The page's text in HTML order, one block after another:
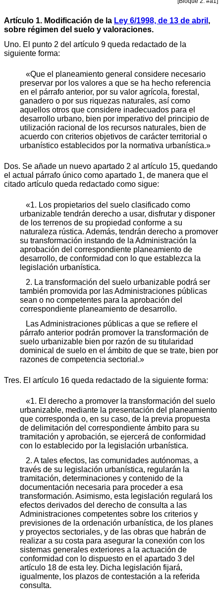
Artículo 1. Modificación de la Ley 6/1998, de 13 de abril ,
sobre régimen del suelo y valoraciones.
Uno. El punto 2 del artículo 9 queda redactado de la
siguiente forma:
«Que el planeamiento general considere necesario
preservar por los valores a que se ha hecho referencia
en el párrafo anterior, por su valor agrícola, forestal,
ganadero o por sus riquezas naturales, así como
aquellos otros que considere inadecuados para el
desarrollo urbano, bien por imperativo del principio de
utilización racional de los recursos naturales, bien de
acuerdo con criterios objetivos de carácter territorial o
urbanístico establecidos por la normativa urbanística.»
Dos. Se añade un nuevo apartado 2 al artículo 15, quedando
el actual párrafo único como apartado 1, de manera que el
citado artículo queda redactado como sigue:
«1. Los propietarios del suelo clasificado como
urbanizable tendrán derecho a usar, disfrutar y disponer
de los terrenos de su propiedad conforme a su
naturaleza rústica. Además, tendrán derecho a promover
su transformación instando de la Administración la
aprobación del correspondiente planeamiento de
desarrollo, de conformidad con lo que establezca la
legislación urbanística.
2. La transformación del suelo urbanizable podrá ser
también promovida por las Administraciones públicas
sean o no competentes para la aprobación del
correspondiente planeamiento de desarrollo.
Las Administraciones públicas a que se refiere el
párrafo anterior podrán promover la transformación de
suelo urbanizable bien por razón de su titularidad
dominical de suelo en el ámbito de que se trate, bien por
razones de competencia sectorial.»
Tres. El artículo 16 queda redactado de la siguiente forma:
«1. El derecho a promover la transformación del suelo
urbanizable, mediante la presentación del planeamiento
que corresponda o, en su caso, de la previa propuesta
de delimitación del correspondiente ámbito para su
tramitación y aprobación, se ejercerá de conformidad
con lo establecido por la legislación urbanística.
2. A tales efectos, las comunidades autónomas, a
través de su legislación urbanística, regularán la
tramitación, determinaciones y contenido de la
documentación necesaria para proceder a esa
transformación. Asimismo, esta legislación regulará los
efectos derivados del derecho de consulta a las
Administraciones competentes sobre los criterios y
previsiones de la ordenación urbanística, de los planes
y proyectos sectoriales, y de las obras que habrán de
realizar a su costa para asegurar la conexión con los
sistemas generales exteriores a la actuación de
conformidad con lo dispuesto en el apartado 3 del
artículo 18 de esta ley. Dicha legislación fijará,
igualmente, los plazos de contestación a la referida
consulta.